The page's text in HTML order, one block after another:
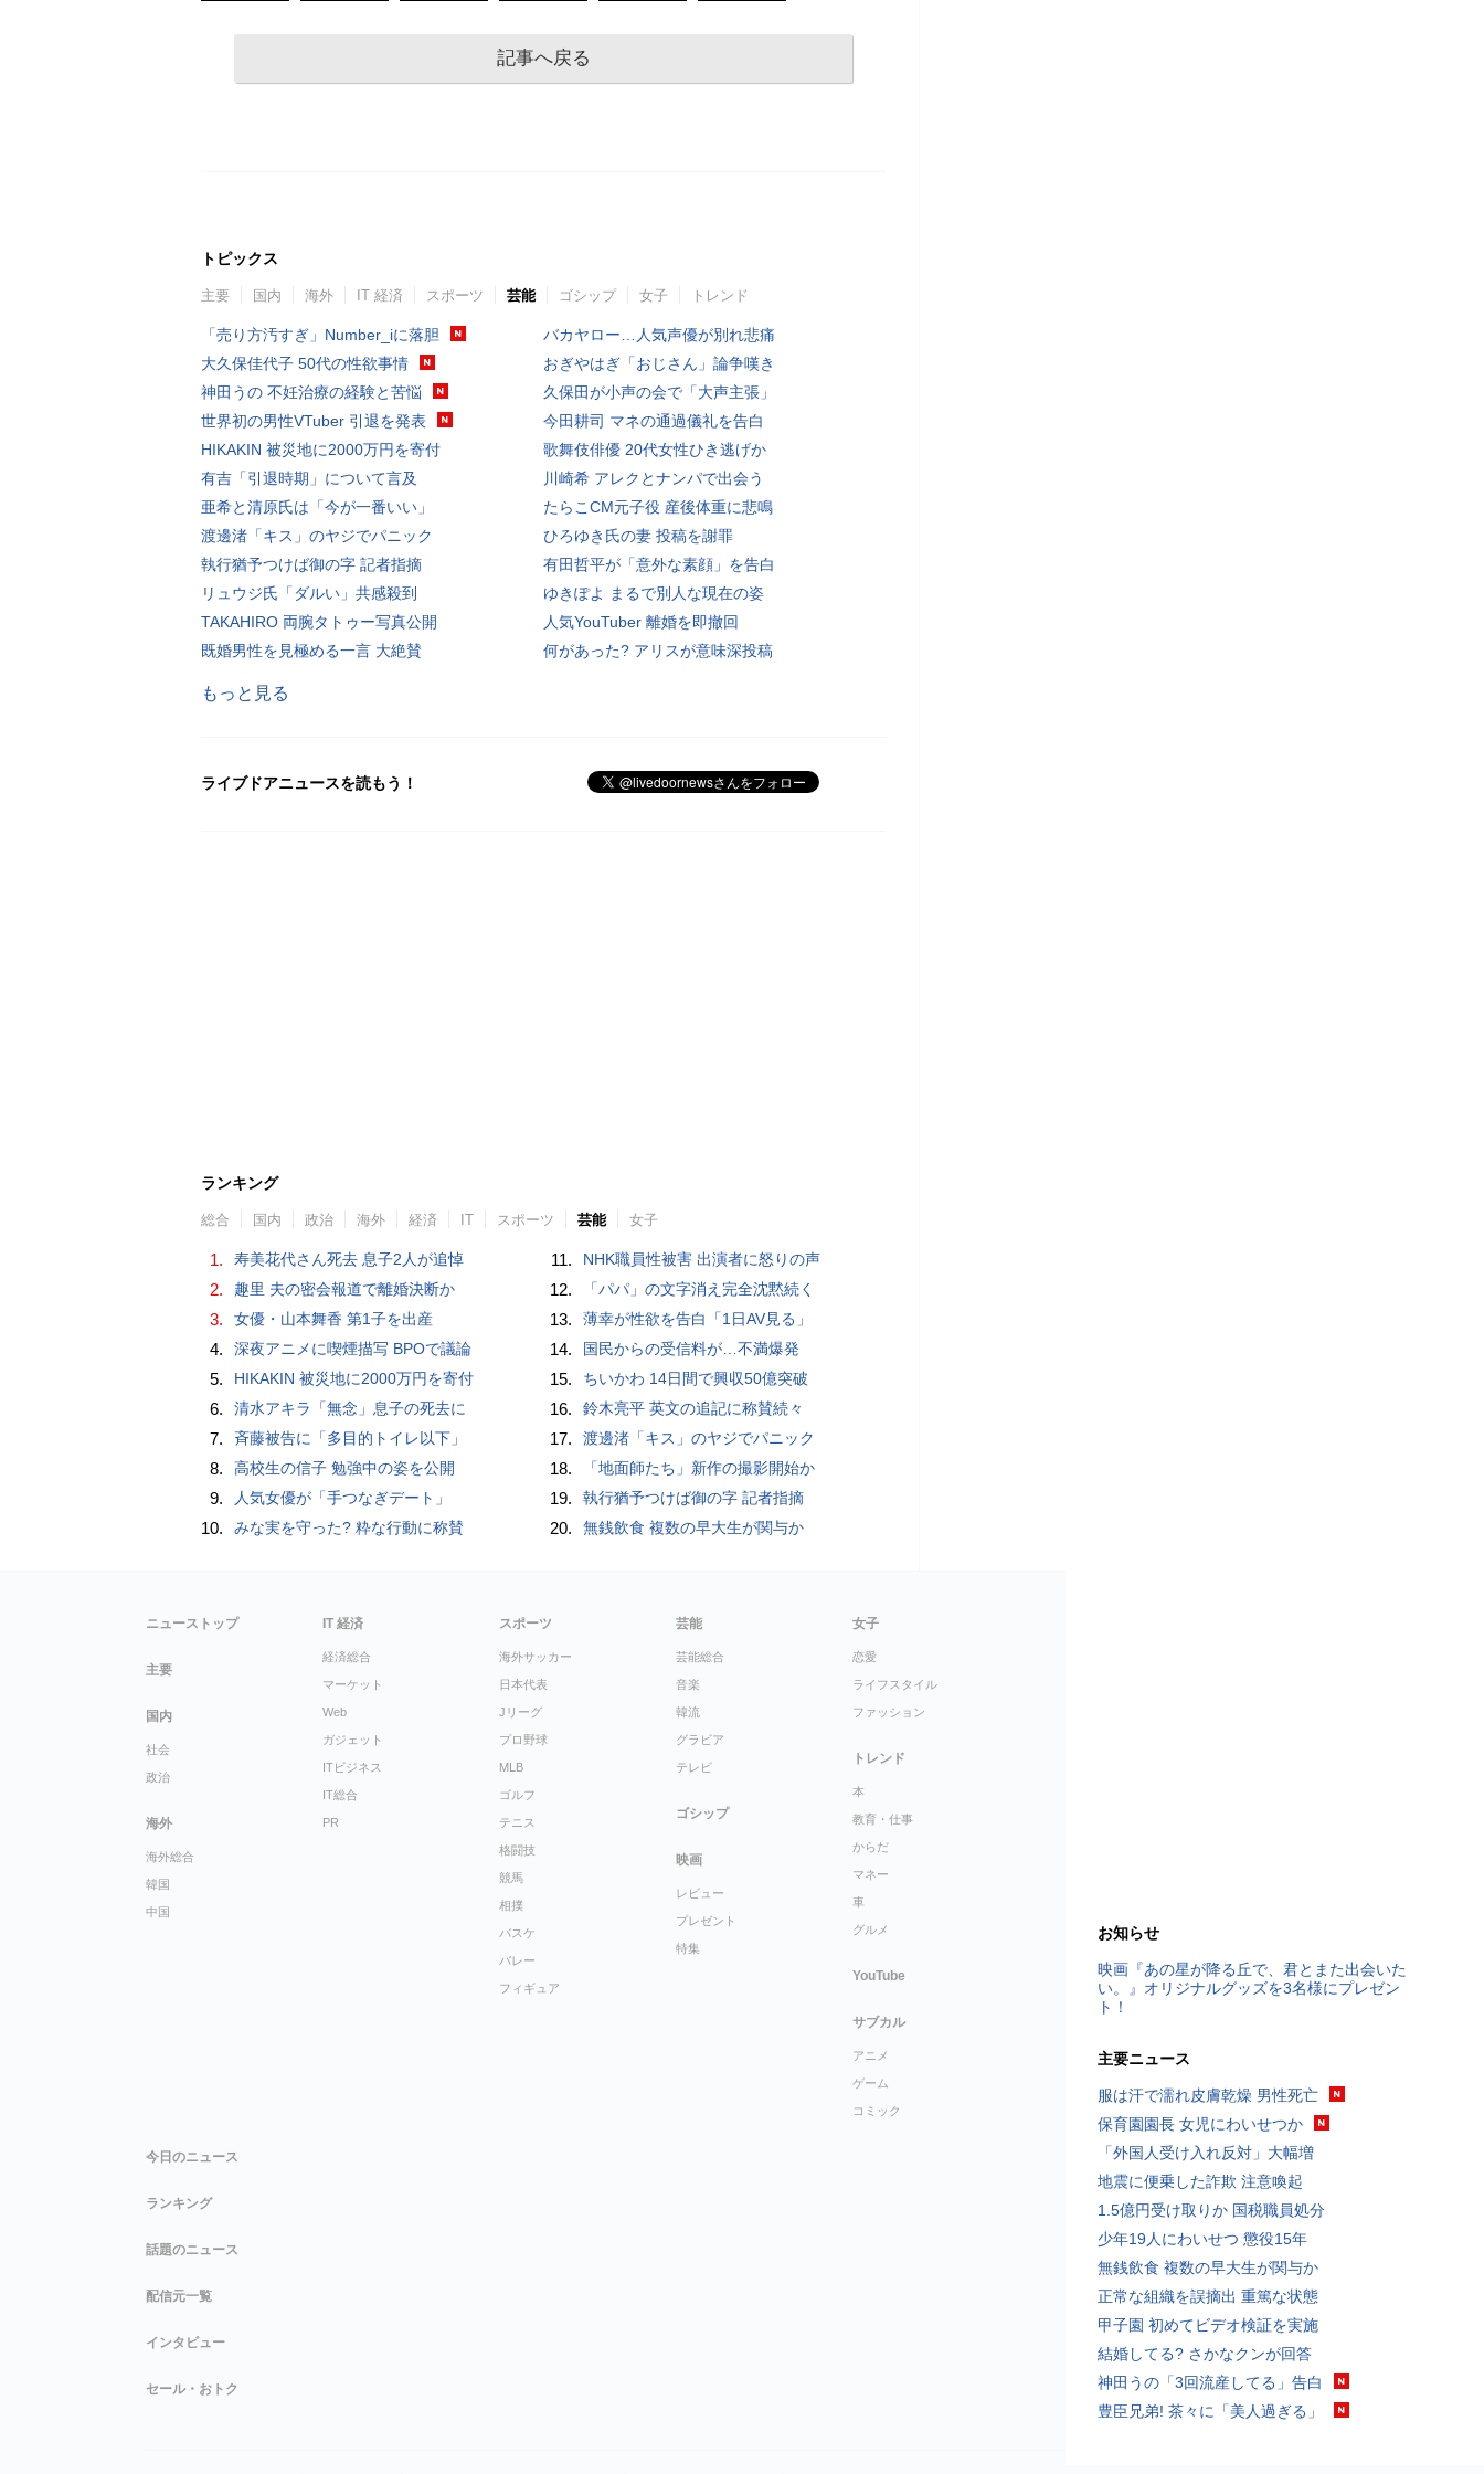
記事へ戻る
トピックス
主要 国内 海外 IT 経済 スポーツ 芸能 ゴシップ 女子 トレンド
「売り方汚すぎ」Number_iに落胆
大久保佳代子 50代の性欲事情
神田うの 不妊治療の経験と苦悩
世界初の男性VTuber 引退を発表
HIKAKIN 被災地に2000万円を寄付
有吉「引退時期」について言及
亜希と清原氏は「今が一番いい」
渡邊渚「キス」のヤジでパニック
執行猶予つけば御の字 記者指摘
リュウジ氏「ダルい」共感殺到
TAKAHIRO 両腕タトゥー写真公開
既婚男性を見極める一言 大絶賛
バカヤロー…人気声優が別れ悲痛
おぎやはぎ「おじさん」論争嘆き
久保田が小声の会で「大声主張」
今田耕司 マネの通過儀礼を告白
歌舞伎俳優 20代女性ひき逃げか
川崎希 アレクとナンパで出会う
たらこCM元子役 産後体重に悲鳴
ひろゆき氏の妻 投稿を謝罪
有田哲平が「意外な素顔」を告白
ゆきぽよ まるで別人な現在の姿
人気YouTuber 離婚を即撤回
何があった? アリスが意味深投稿
もっと見る
ライブドアニュースを読もう！
ランキング
総合 国内 政治 海外 経済 IT スポーツ 芸能 女子
1. 寿美花代さん死去 息子2人が追悼
2. 趣里 夫の密会報道で離婚決断か
3. 女優・山本舞香 第1子を出産
4. 深夜アニメに喫煙描写 BPOで議論
5. HIKAKIN 被災地に2000万円を寄付
6. 清水アキラ「無念」息子の死去に
7. 斉藤被告に「多目的トイレ以下」
8. 高校生の信子 勉強中の姿を公開
9. 人気女優が「手つなぎデート」
10. みな実を守った? 粋な行動に称賛
11. NHK職員性被害 出演者に怒りの声
12. 「パパ」の文字消え完全沈黙続く
13. 薄幸が性欲を告白「1日AV見る」
14. 国民からの受信料が…不満爆発
15. ちいかわ 14日間で興収50億突破
16. 鈴木亮平 英文の追記に称賛続々
17. 渡邊渚「キス」のヤジでパニック
18. 「地面師たち」新作の撮影開始か
19. 執行猶予つけば御の字 記者指摘
20. 無銭飲食 複数の早大生が関与か
お知らせ
映画『あの星が降る丘で、君とまた出会いた
い。』オリジナルグッズを3名様にプレゼン
ト！
主要ニュース
服は汗で濡れ皮膚乾燥 男性死亡
保育園園長 女児にわいせつか
「外国人受け入れ反対」大幅増
地震に便乗した詐欺 注意喚起
1.5億円受け取りか 国税職員処分
少年19人にわいせつ 懲役15年
無銭飲食 複数の早大生が関与か
正常な組織を誤摘出 重篤な状態
甲子園 初めてビデオ検証を実施
結婚してる? さかなクンが回答
神田うの「3回流産してる」告白
豊臣兄弟! 茶々に「美人過ぎる」
ニューストップ
主要
国内
社会
政治
海外
海外総合
韓国
中国
IT 経済
経済総合
マーケット
Web
ガジェット
ITビジネス
IT総合
PR
スポーツ
海外サッカー
日本代表
Jリーグ
プロ野球
MLB
ゴルフ
テニス
格闘技
競馬
相撲
バスケ
バレー
フィギュア
芸能
芸能総合
音楽
韓流
グラビア
テレビ
ゴシップ
映画
レビュー
プレゼント
特集
女子
恋愛
ライフスタイル
ファッション
トレンド
本
教育・仕事
からだ
マネー
車
グルメ
YouTube
サブカル
アニメ
ゲーム
コミック
今日のニュース
ランキング
話題のニュース
配信元一覧
インタビュー
セール・おトク